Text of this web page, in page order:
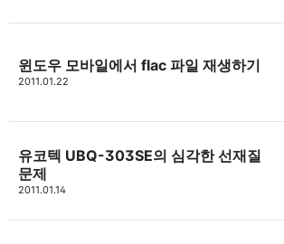
윈도우 모바일에서 flac 파일 재생하기
2011.01.22
유코텍 UBQ-303SE의 심각한 선재질
문제
2011.01.14